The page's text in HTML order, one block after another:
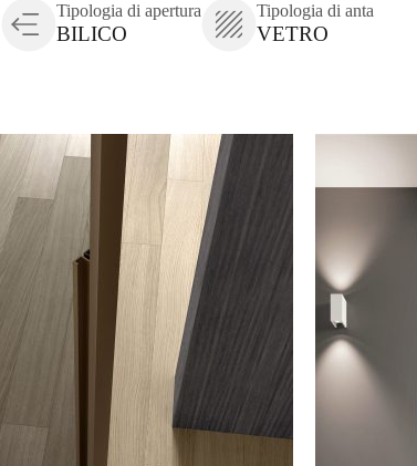
Tipologia di apertura
BILICO
Tipologia di anta
VETRO